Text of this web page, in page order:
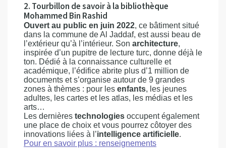
2. Tourbillon de savoir à la bibliothèque
Mohammed Bin Rashid
Ouvert au public en juin 2022, ce bâtiment situé
dans la commune de Al Jaddaf, est aussi beau de
l’extérieur qu’à l’intérieur. Son architecture,
inspirée d’un pupitre de lecture turc, donne déjà le
ton. Dédié à la connaissance culturelle et
académique, l’édifice abrite plus d’1 million de
documents et s’organise autour de 9 grandes
zones à thèmes : pour les enfants, les jeunes
adultes, les cartes et les atlas, les médias et les
arts…
Les dernières technologies occupent également
une place de choix et vous pourrez côtoyer des
innovations liées à l’intelligence artificielle.
Pour en savoir plus : renseignements